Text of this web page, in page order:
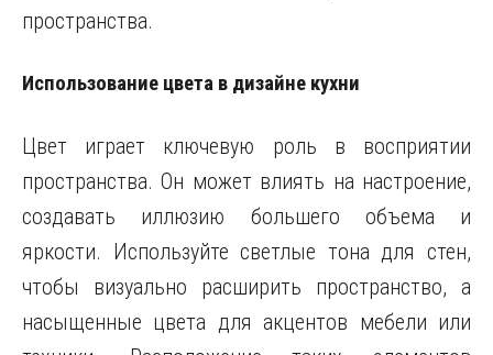
пространства.
Использование цвета в дизайне кухни
Цвет играет ключевую роль в восприятии
пространства. Он может влиять на настроение,
создавать иллюзию большего объема и
яркости. Используйте светлые тона для стен,
чтобы визуально расширить пространство, а
насыщенные цвета для акцентов мебели или